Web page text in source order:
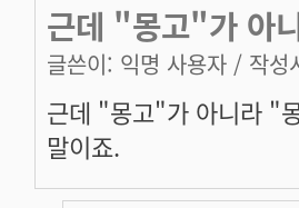
근데 "몽고"가 아
글쓴이: 익명 사용자 / 작성
근데 "몽고"가 아니라 "
말이죠.